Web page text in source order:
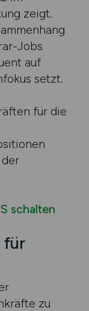
zeigt.
Jobs
auf
setzt.
für die
schalten
für
zu